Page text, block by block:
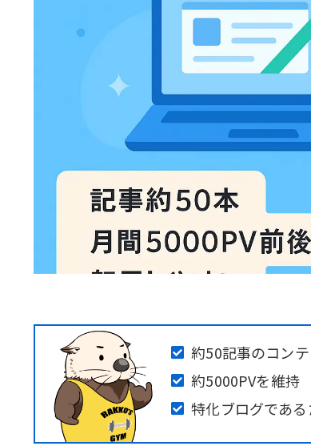
約50記事のコン
約5000PVを維持
特化ブログであ